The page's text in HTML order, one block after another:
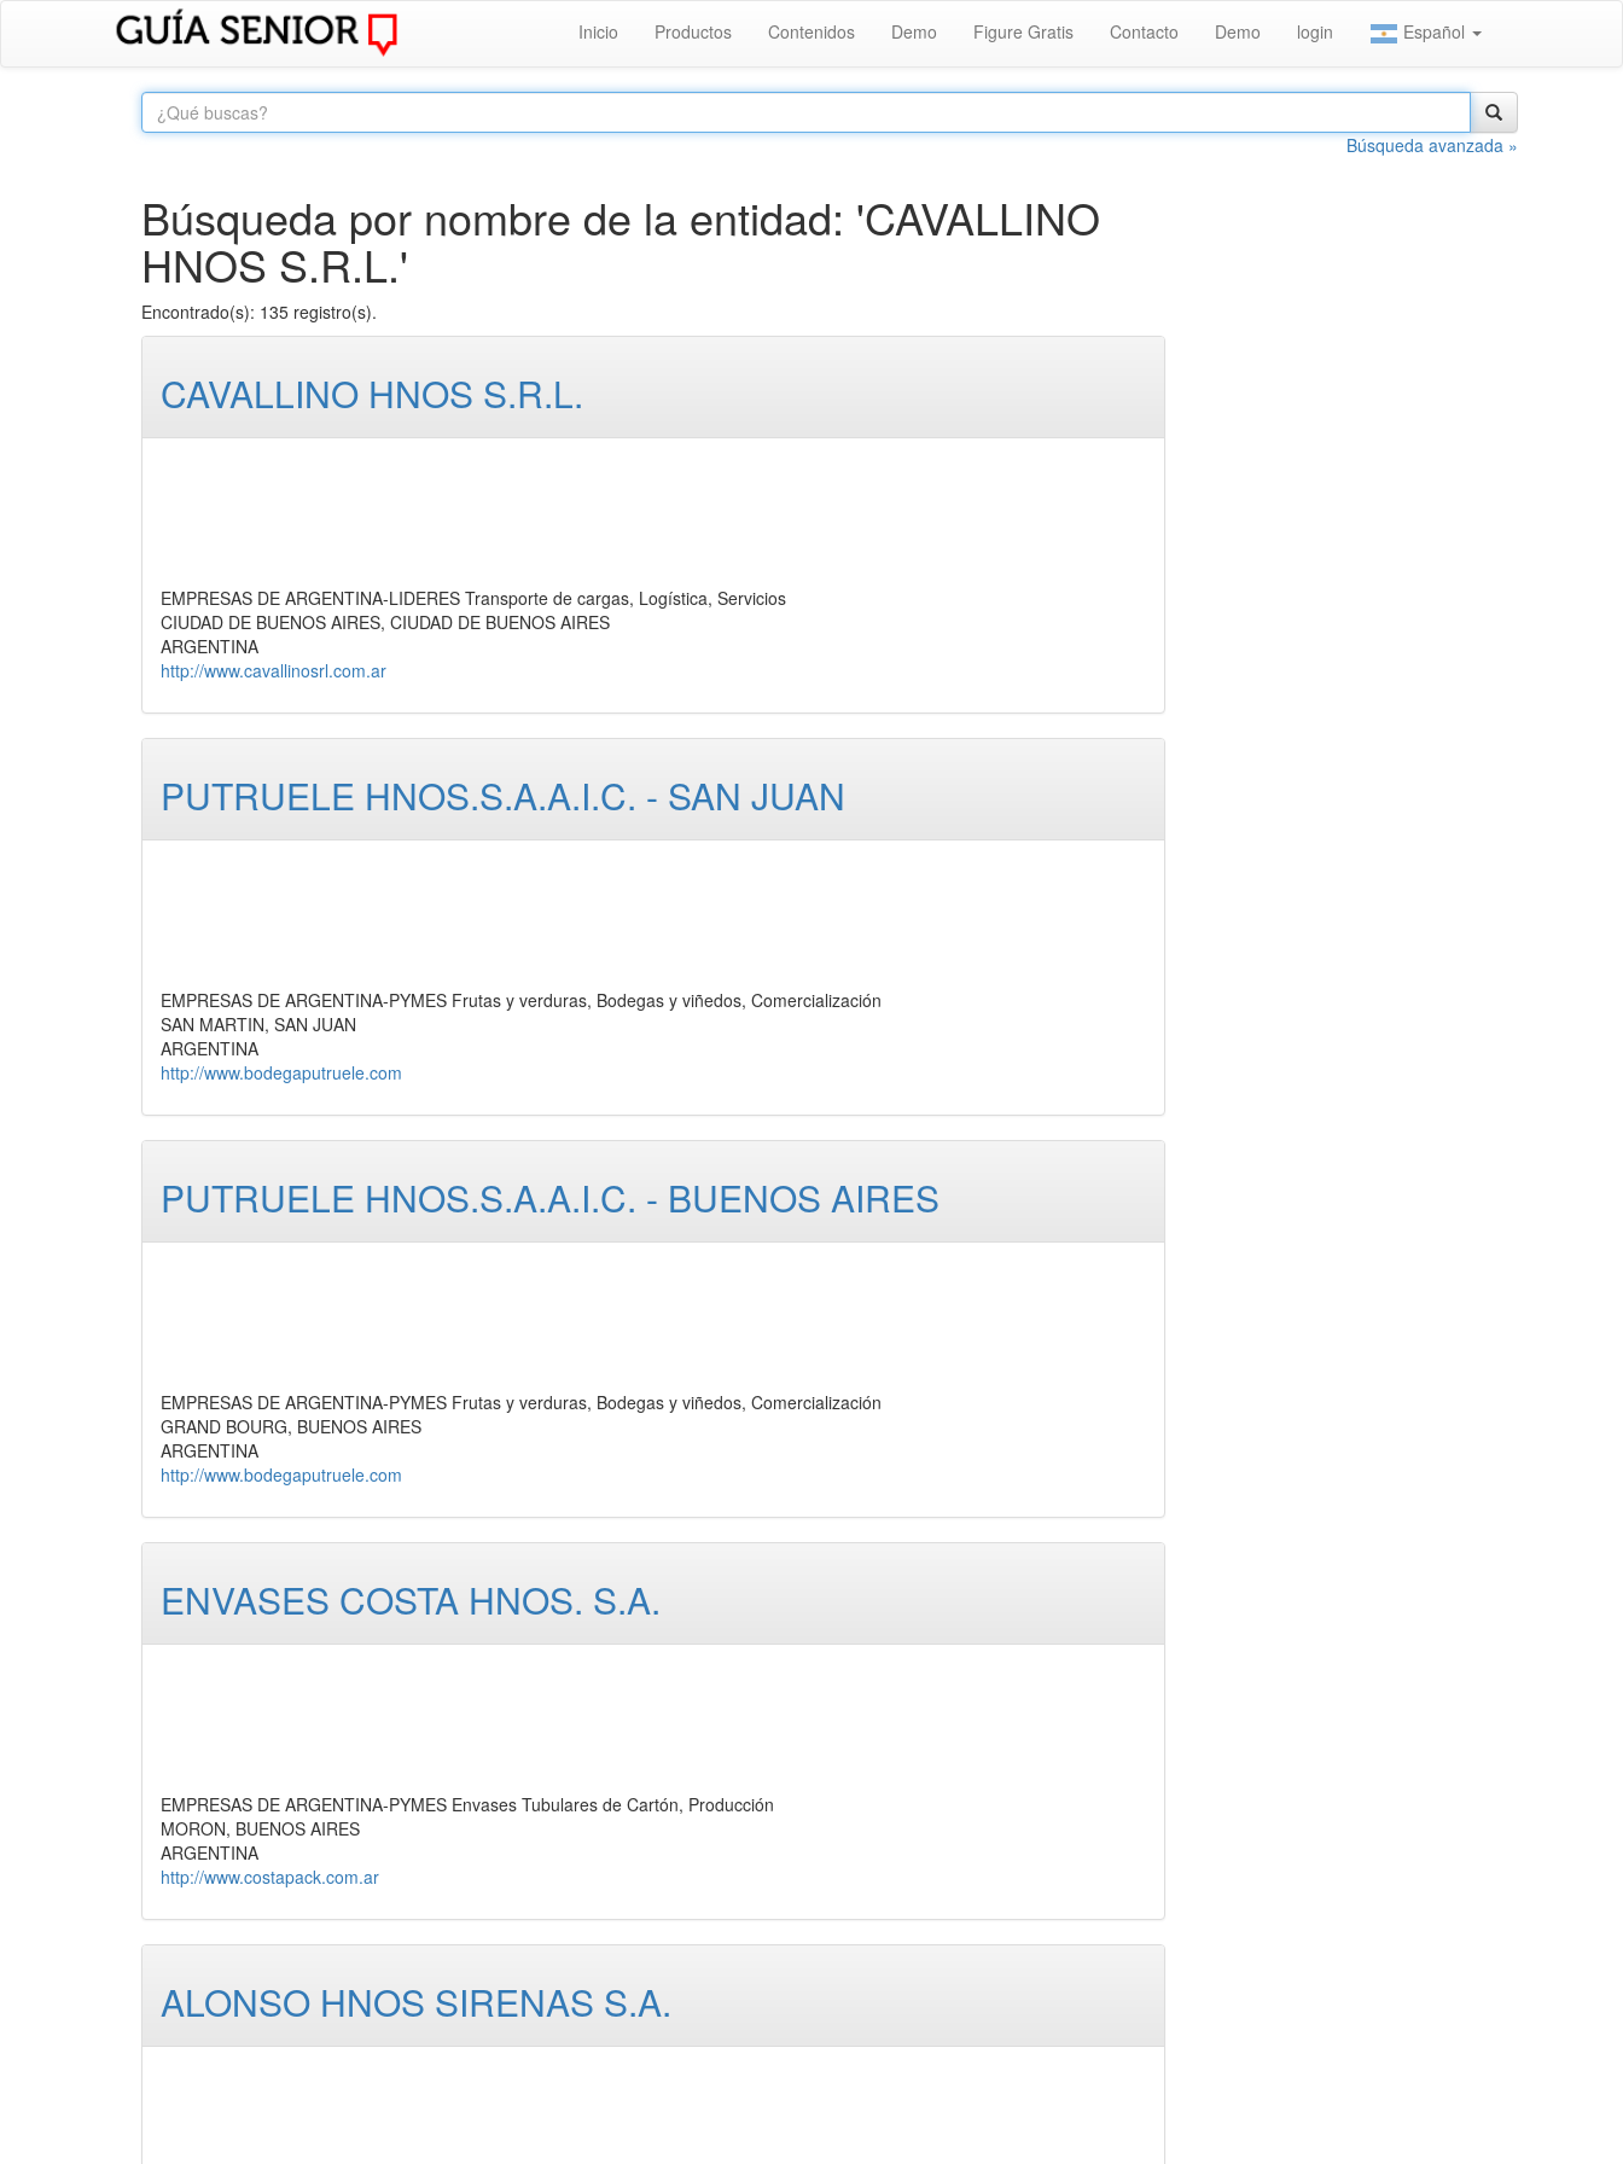
Inicio Productos Contenidos Demo Figure Gratis Contacto Demo login Español
Búsqueda avanzada »
Búsqueda por nombre de la entidad: 'CAVALLINO
HNOS S.R.L.'
Encontrado(s): 135 registro(s).
CAVALLINO HNOS S.R.L.
EMPRESAS DE ARGENTINA-LIDERES Transporte de cargas, Logística, Servicios
CIUDAD DE BUENOS AIRES, CIUDAD DE BUENOS AIRES
ARGENTINA
http://www.cavallinosrl.com.ar
PUTRUELE HNOS.S.A.A.I.C. - SAN JUAN
EMPRESAS DE ARGENTINA-PYMES Frutas y verduras, Bodegas y viñedos, Comercialización
SAN MARTIN, SAN JUAN
ARGENTINA
http://www.bodegaputruele.com
PUTRUELE HNOS.S.A.A.I.C. - BUENOS AIRES
EMPRESAS DE ARGENTINA-PYMES Frutas y verduras, Bodegas y viñedos, Comercialización
GRAND BOURG, BUENOS AIRES
ARGENTINA
http://www.bodegaputruele.com
ENVASES COSTA HNOS. S.A.
EMPRESAS DE ARGENTINA-PYMES Envases Tubulares de Cartón, Producción
MORON, BUENOS AIRES
ARGENTINA
http://www.costapack.com.ar
ALONSO HNOS SIRENAS S.A.